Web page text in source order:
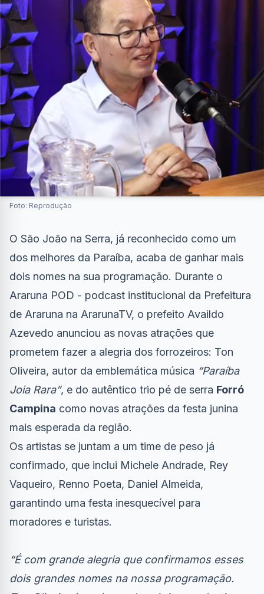
Foto: Reprodução
O São João na Serra, já reconhecido como um
dos melhores da Paraíba, acaba de ganhar mais
dois nomes na sua programação. Durante o
Araruna POD - podcast institucional da Prefeitura
de Araruna na ArarunaTV, o prefeito Availdo
Azevedo anunciou as novas atrações que
prometem fazer a alegria dos forrozeiros: Ton
Oliveira, autor da emblemática música “Paraíba
Joia Rara”, e do autêntico trio pé de serra Forró
Campina como novas atrações da festa junina
mais esperada da região.
Os artistas se juntam a um time de peso já
confirmado, que inclui Michele Andrade, Rey
Vaqueiro, Renno Poeta, Daniel Almeida,
garantindo uma festa inesquecível para
moradores e turistas.
“É com grande alegria que confirmamos esses
dois grandes nomes na nossa programação.